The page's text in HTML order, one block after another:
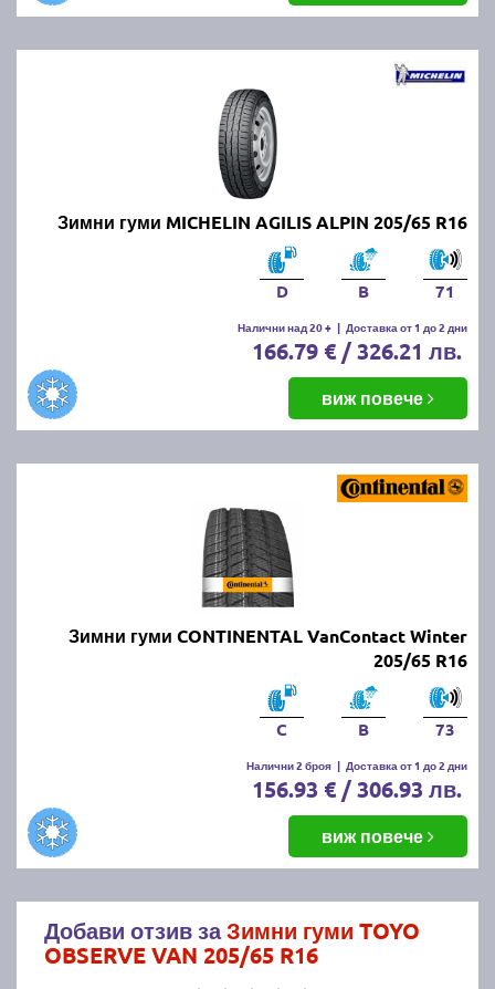
Зимни гуми MICHELIN AGILIS ALPIN 205/65 R16
D B 71
Налични над 20 + | Доставка от 1 до 2 дни
166.79 € / 326.21 лв.
виж повече
Зимни гуми CONTINENTAL VanContact Winter
205/65 R16
C B 73
Налични 2 броя | Доставка от 1 до 2 дни
156.93 € / 306.93 лв.
виж повече
Добави отзив заЗимни гуми TOYO
OBSERVE VAN 205/65 R16